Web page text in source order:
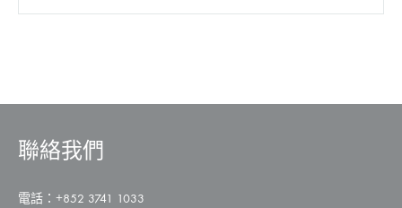
聯絡我們
電話：+852 3741 1033